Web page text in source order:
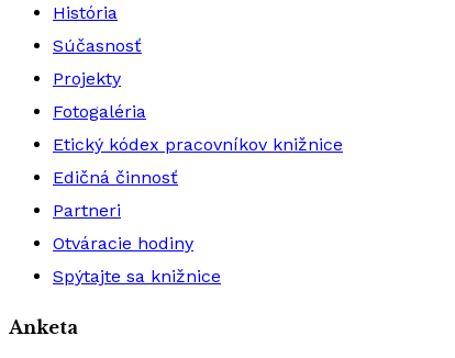
História
Súčasnosť
Projekty
Fotogaléria
Etický kódex pracovníkov knižnice
Edičná činnosť
Partneri
Otváracie hodiny
Spýtajte sa knižnice
Anketa